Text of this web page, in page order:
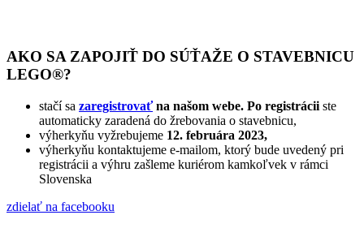
AKO SA ZAPOJIŤ DO SÚŤAŽE O STAVEBNICU
LEGO®?
stačí sa zaregistrovaťna našom webe. Po registrácii ste
automaticky zaradená do žrebovania o stavebnicu,
výherkyňu vyžrebujeme 12. februára 2023,
výherkyňu kontaktujeme e-mailom, ktorý bude uvedený pri
registrácii a výhru zašleme kuriérom kamkoľvek v rámci
Slovenska
zdielať na facebooku